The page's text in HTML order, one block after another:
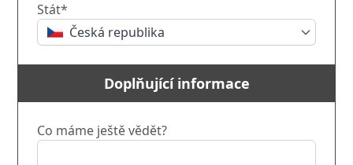
Stát*
Česká republika
Doplňující informace
Co máme ještě vědět?